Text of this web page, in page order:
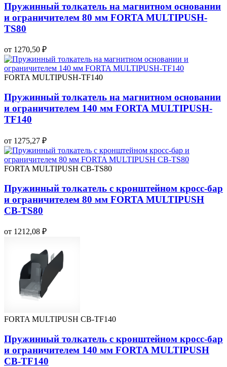
Пружинный толкатель на магнитном основании
и ограничителем 80 мм FORTA MULTIPUSH-
TS80
от 1270,50 ₽
FORTA MULTIPUSH-TF140
Пружинный толкатель на магнитном основании
и ограничителем 140 мм FORTA MULTIPUSH-
TF140
от 1275,27 ₽
FORTA MULTIPUSH CB-TS80
Пружинный толкатель с кронштейном кросс-бар
и ограничителем 80 мм FORTA MULTIPUSH
CB-TS80
от 1212,08 ₽
FORTA MULTIPUSH CB-TF140
Пружинный толкатель с кронштейном кросс-бар
и ограничителем 140 мм FORTA MULTIPUSH
CB-TF140